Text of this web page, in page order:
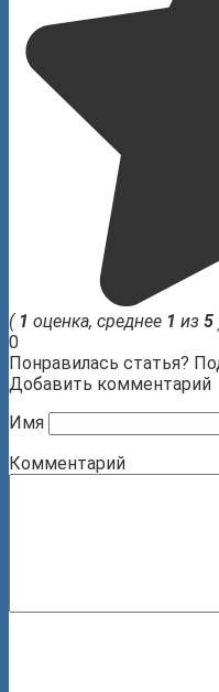
( 1 оценка, среднее 1 из 5
0
Понравилась статья?
Добавить комментарий
Имя
Комментарий